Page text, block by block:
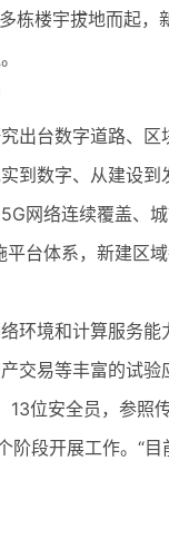
楼宇拔地而起，
台数字道路、区
到数字、从建设到
络连续覆盖、城
台体系，新建区
境和计算服务能
交易等丰富的试
13位安全员，参照
阶段开展工作。“